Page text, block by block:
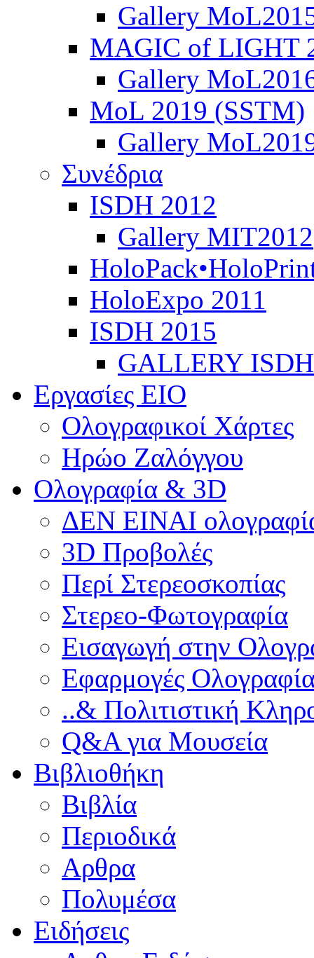
Gallery
MAGIC of LIGHT
Gallery
MoL 2019 (SSTM)
Gallery
Συνέδρια
ISDH 2012
Gallery MIT2012
HoloExpo 2011
ISDH 2015
GALLERY
Εργασίες ΕΙΟ
Ολογραφικοί Χάρτες
Ηρώο Ζαλόγγου
Ολογραφία & 3D
ΔΕΝ ΕΙΝΑΙ
3D Προβολές
Περί Στερεοσκοπίας
Στερεο-Φωτογραφία
Εισαγωγή στην
Εφαρμογές
..& Πολιτιστική
Q&A για Μουσεία
Βιβλιοθήκη
Βιβλία
Περιοδικά
Αρθρα
Πολυμέσα
Ειδήσεις